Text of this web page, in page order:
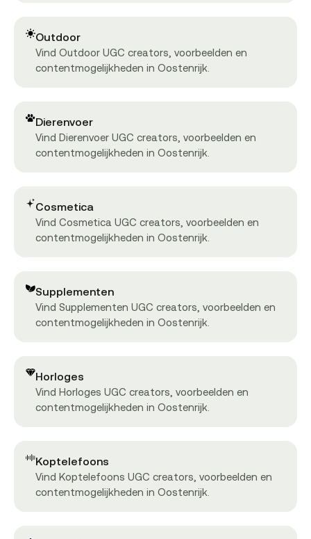
Outdoor
Vind Outdoor UGC creators, voorbeelden en
contentmogelijkheden in Oostenrijk.
Dierenvoer
Vind Dierenvoer UGC creators, voorbeelden en
contentmogelijkheden in Oostenrijk.
Cosmetica
Vind Cosmetica UGC creators, voorbeelden en
contentmogelijkheden in Oostenrijk.
Supplementen
Vind Supplementen UGC creators, voorbeelden en
contentmogelijkheden in Oostenrijk.
Horloges
Vind Horloges UGC creators, voorbeelden en
contentmogelijkheden in Oostenrijk.
Koptelefoons
Vind Koptelefoons UGC creators, voorbeelden en
contentmogelijkheden in Oostenrijk.